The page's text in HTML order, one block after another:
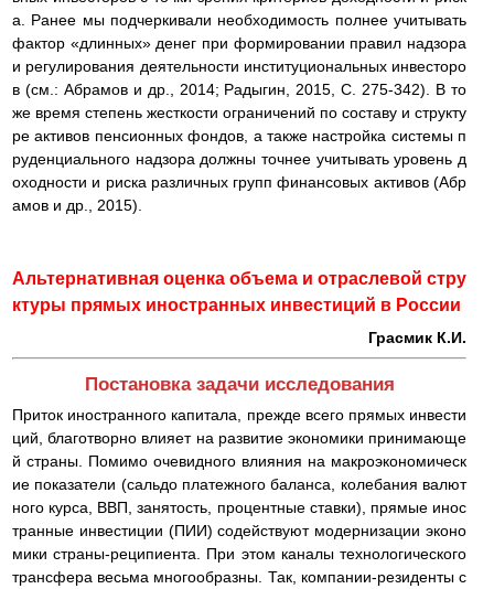
а. Ранее мы подчеркивали необходимость полнее учитывать
фактор «длинных» денег при формировании правил надзора
и регулирования деятельности институциональных инвесторо
в (см.: Абрамов и др., 2014; Радыгин, 2015, С. 275-342). В то
же время степень жесткости ограничений по составу и структу
ре активов пенсионных фондов, а также настройка системы п
руденциального надзора должны точнее учитывать уровень д
оходности и риска различных групп финансовых активов (Абр
амов и др., 2015).
Альтернативная оценка объема и отраслевой стру
ктуры прямых иностранных инвестиций в России
Грасмик К.И.
Постановка задачи исследования
Приток иностранного капитала, прежде всего прямых инвести
ций, благотворно влияет на развитие экономики принимающе
й страны. Помимо очевидного влияния на макроэкономическ
ие показатели (сальдо платежного баланса, колебания валют
ного курса, ВВП, занятость, процентные ставки), прямые инос
транные инвестиции (ПИИ) содействуют модернизации эконо
мики страны-реципиента. При этом каналы технологического
трансфера весьма многообразны. Так, компании-резиденты с